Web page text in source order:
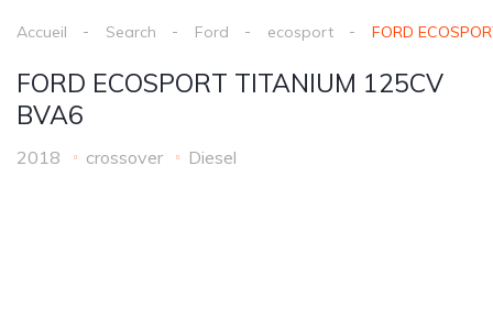
Accueil Search Ford ecosport FORD
FORD ECOSPORT TITANIUM 125CV
BVA6
2018 crossover Diesel